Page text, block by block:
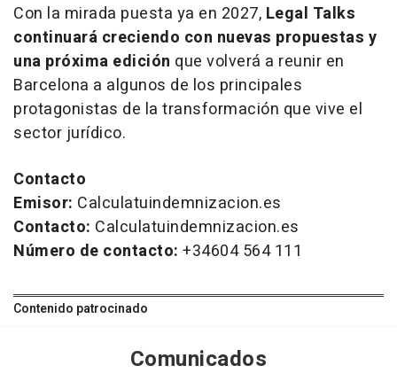
Con la mirada puesta ya en 2027, Legal Talks
continuará creciendo con nuevas propuestas y
una próxima edición que volverá a reunir en
Barcelona a algunos de los principales
protagonistas de la transformación que vive el
sector jurídico.
Contacto
Emisor: Calculatuindemnizacion.es
Contacto: Calculatuindemnizacion.es
Número de contacto: +34604 564 111
Contenido patrocinado
Comunicados